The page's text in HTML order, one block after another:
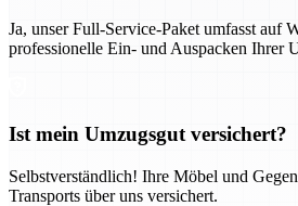
Ja, unser Full-Service-Paket umfasst auf
professionelle Ein- und Auspacken Ihrer
Ist mein Umzugsgut versichert?
Selbstverständlich! Ihre Möbel und
Transports über uns versichert.